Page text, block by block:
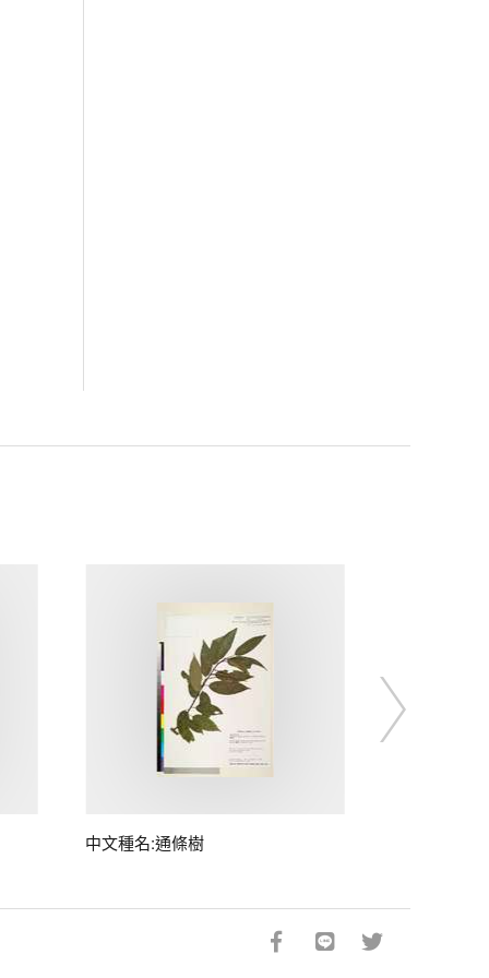
中文種名:通條樹